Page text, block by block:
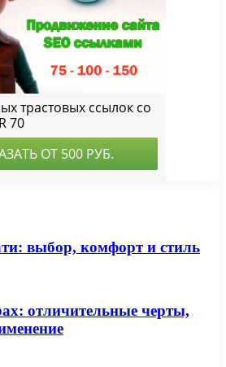
выбор, комфорт и стиль
отличительные черты,